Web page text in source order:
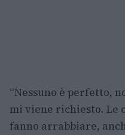
“Nessuno è perfetto,
mi viene richiesto. Le
fanno arrabbiare,